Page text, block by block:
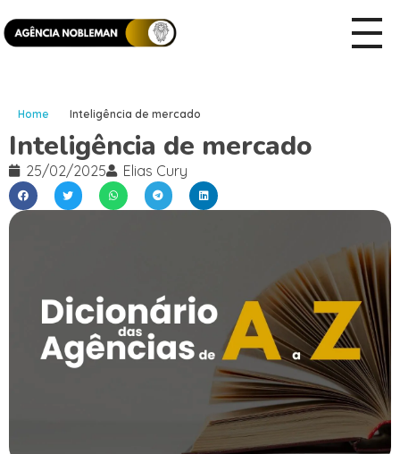
Home Inteligência de mercado
Inteligência de mercado
25/02/2025 Elias Cury